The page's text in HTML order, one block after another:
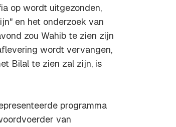
op wordt uitgezonden,
en het onderzoek van
zou Wahib te zien zijn
wordt vervangen,
Bilal te zien zal zijn, is
programma
van